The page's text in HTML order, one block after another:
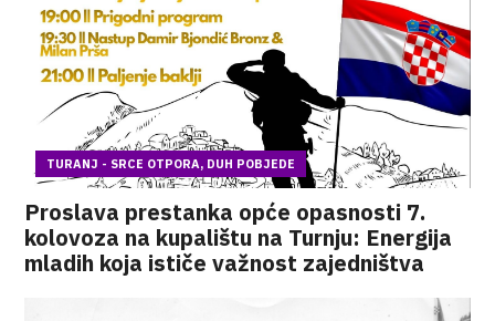
TURANJ - SRCE OTPORA, DUH POBJEDE
Proslava prestanka opće opasnosti 7.
kolovoza na kupalištu na Turnju: Energija
mladih koja ističe važnost zajedništva